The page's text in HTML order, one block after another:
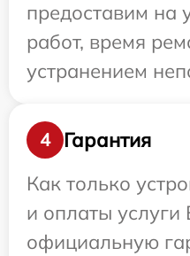
предоставим на
работ, время
устранением
4
Гарантия
Как только
и оплаты услуги
официальную